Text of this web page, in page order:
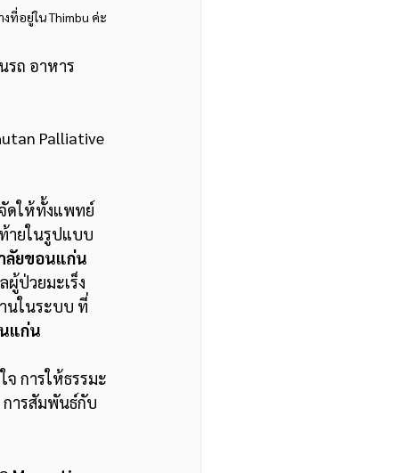
ที่อยู่ใน Thimbu ค่ะ
รถ อาหาร
Palliative
ดให้ทั้งแพทย์
ายในรูปแบบ
ลัยขอนแก่น
ป่วยมะเร็ง
นในระบบ ที่
แก่น
การให้ธรรมะ
ารสัมพันธ์กับ